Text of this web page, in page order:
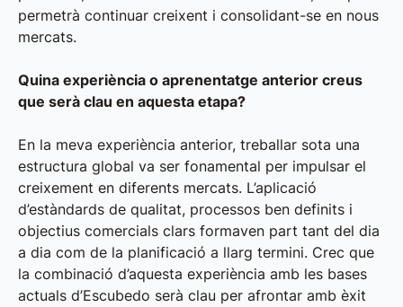
permetrà continuar creixent i consolidant-se en nous
mercats.
Quina experiència o aprenentatge anterior creus
que serà clau en aquesta etapa?
En la meva experiència anterior, treballar sota una
estructura global va ser fonamental per impulsar el
creixement en diferents mercats. L’aplicació
d’estàndards de qualitat, processos ben definits i
objectius comercials clars formaven part tant del dia
a dia com de la planificació a llarg termini. Crec que
la combinació d’aquesta experiència amb les bases
actuals d’Escubedo serà clau per afrontar amb èxit